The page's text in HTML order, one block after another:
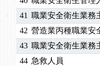
41 職業安全衛生業務
42 營造業丙種職業安
43 職業安全衛生業務
44 急救人員